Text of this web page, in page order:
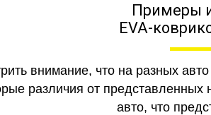
Примеры
EVA-
внимание, что на разных
различия от
авто, что